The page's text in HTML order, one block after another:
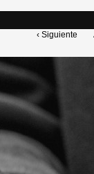
‹ Siguiente